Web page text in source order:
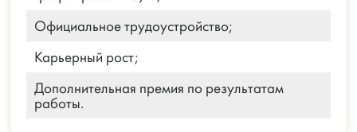
Официальное трудоустройство;
Карьерный рост;
Дополнительная премия по результатам
работы.